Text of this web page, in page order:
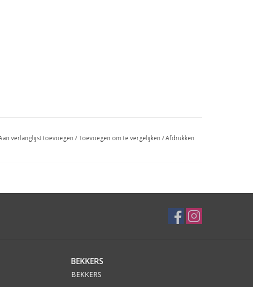
verlanglijst toevoegen /Toevoegen om te vergelijken /Afdrukken
BEKKERS
BEKKERS